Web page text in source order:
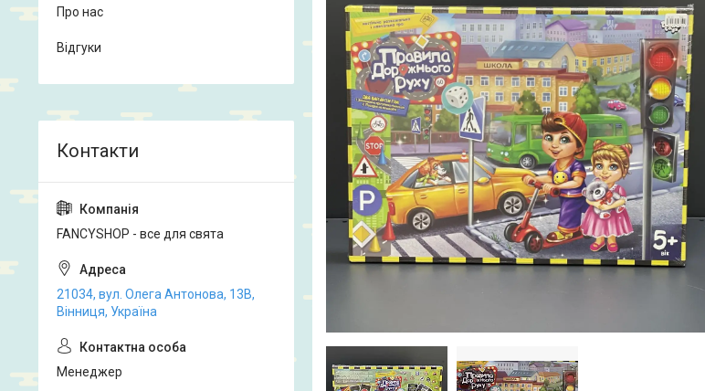
Про нас
Відгуки
FANCYSHOP - все для свята
21034, вул. Олега Антонова, 13В,
Вінниця, Україна
Менеджер